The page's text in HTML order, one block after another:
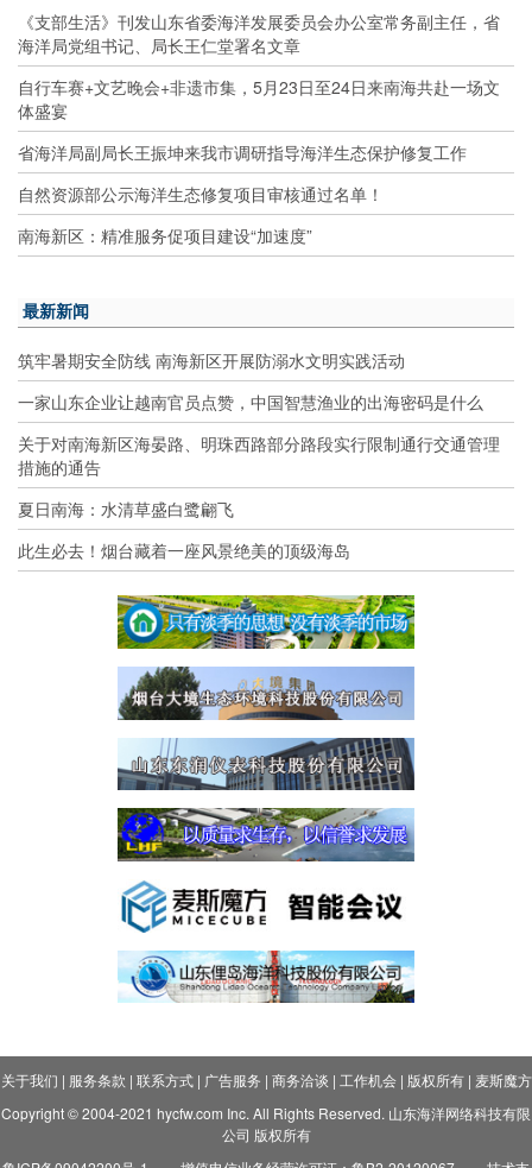
《支部生活》刊发山东省委海洋发展委员会办公室常务副主任，省
海洋局党组书记、局长王仁堂署名文章
自行车赛+文艺晚会+非遗市集，5月23日至24日来南海共赴一场文
体盛宴
省海洋局副局长王振坤来我市调研指导海洋生态保护修复工作
自然资源部公示海洋生态修复项目审核通过名单！
南海新区：精准服务促项目建设“加速度”
最新新闻
筑牢暑期安全防线 南海新区开展防溺水文明实践活动
一家山东企业让越南官员点赞，中国智慧渔业的出海密码是什么
关于对南海新区海晏路、明珠西路部分路段实行限制通行交通管理
措施的通告
夏日南海：水清草盛白鹭翩飞
此生必去！烟台藏着一座风景绝美的顶级海岛
关于我们 | 服务条款 | 联系方式| 广告服务 | 商务洽谈 | 工作机会| 版权所有| 麦斯魔方
Copyright © 2004-2021 hycfw.com Inc. All Rights Reserved. 山东海洋网络科技有限
公司 版权所有